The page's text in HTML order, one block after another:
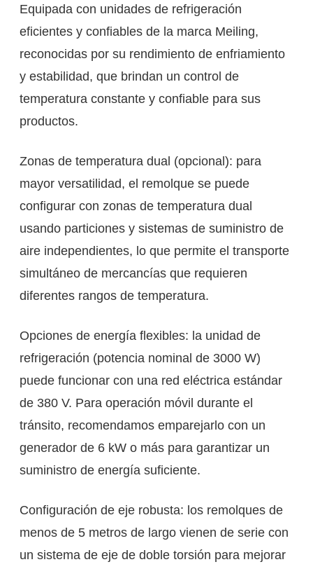
Equipada con unidades de refrigeración
eficientes y confiables de la marca Meiling,
reconocidas por su rendimiento de enfriamiento
y estabilidad, que brindan un control de
temperatura constante y confiable para sus
productos.
Zonas de temperatura dual (opcional): para
mayor versatilidad, el remolque se puede
configurar con zonas de temperatura dual
usando particiones y sistemas de suministro de
aire independientes, lo que permite el transporte
simultáneo de mercancías que requieren
diferentes rangos de temperatura.
Opciones de energía flexibles: la unidad de
refrigeración (potencia nominal de 3000 W)
puede funcionar con una red eléctrica estándar
de 380 V. Para operación móvil durante el
tránsito, recomendamos emparejarlo con un
generador de 6 kW o más para garantizar un
suministro de energía suficiente.
Configuración de eje robusta: los remolques de
menos de 5 metros de largo vienen de serie con
un sistema de eje de doble torsión para mejorar